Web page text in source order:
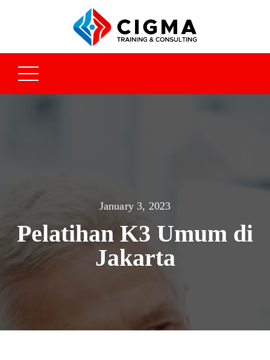
January 3, 2023
Pelatihan K3 Umum di
Jakarta